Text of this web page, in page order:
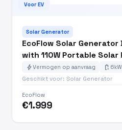
Voor EV
Solar Generator
EcoFlow Solar Generator
with 110W Portable Solar
boltVermogen op aanvraag battery_charging_full
Geschikt voor: Solar Generator
EcoFlow
€1.999